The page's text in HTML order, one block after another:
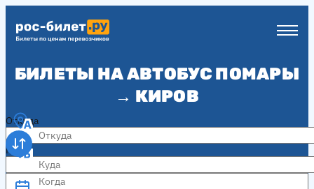
БИЛЕТЫ НА АВТОБУС ПОМАРЫ
→ КИРОВ
Откуда
Куда
Когда